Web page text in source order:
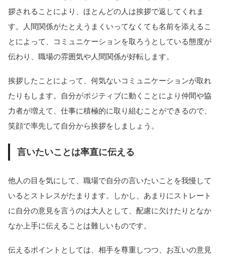
拶されることにより、ほとんどの人は挨拶で返してくれま
す。人間関係がたとえうまくいってなくても名前を添えるこ
とによって、コミュニケーションを取ろうとしている態度が
伝わり、職場の雰囲気や人間関係が好転します。
挨拶したことによって、何気ないコミュニケーションが取れ
たりもします。自分がポジティブに動くことにより仲間や協
力者が増えて、仕事に積極的に取り組むことができるので、
笑顔で率先して自分から挨拶をしましょう。
言いたいことは率直に伝える
他人の目を気にして、職場で自分の言いたいことを我慢して
いるとストレスがたまります。しかし、あまりにストレート
に自分の意見を言うのは大人として、配慮に欠けたりとなか
なか上手に伝えることは難しいものです。
伝えるポイントとしては、相手を尊重しつつ、お互いの意見